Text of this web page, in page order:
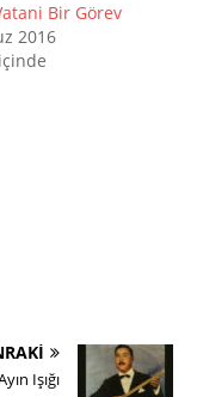
Bir Görev
2016
Işığı